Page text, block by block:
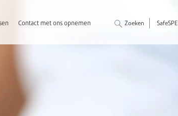
Contact met ons opnemen Zoeken